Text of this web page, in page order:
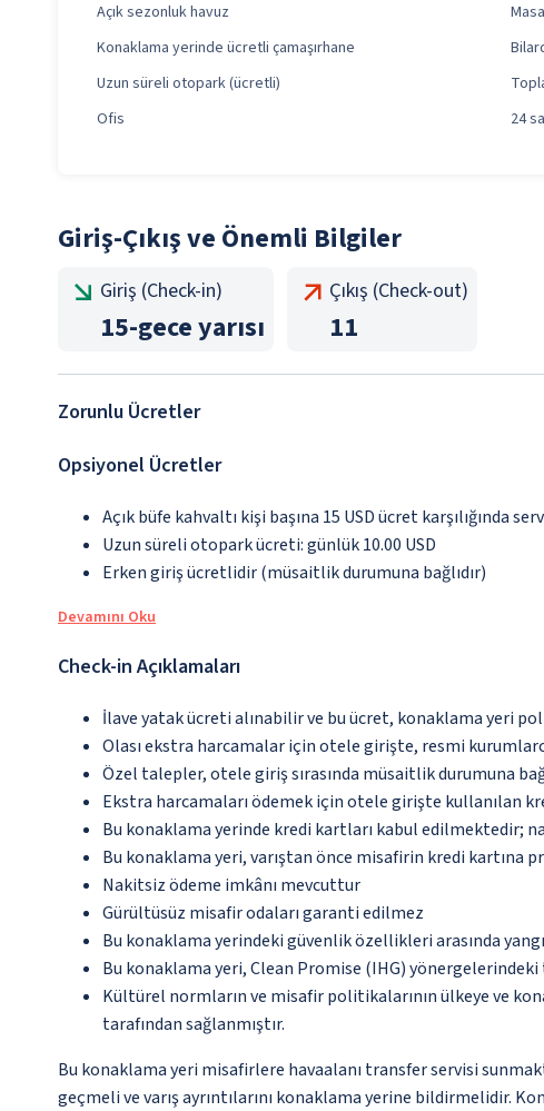
Açık sezonluk havuz
Konaklama yerinde ücretli çamaşırhane
Uzun süreli otopark (ücretli)
Ofis
24
Giriş-Çıkış ve Önemli Bilgiler
Giriş (Check-in)
15-gece yarısı
Çıkış (Check-out)
11
Zorunlu Ücretler
Opsiyonel Ücretler
Açık büfe kahvaltı kişi başına 15 USD ücret karşılığında
Uzun süreli otopark ücreti: günlük 10.00 USD
Erken giriş ücretlidir (müsaitlik durumuna bağlıdır)
Devamını Oku
Check-in Açıklamaları
İlave yatak ücreti alınabilir ve bu ücret, konaklama yeri
Olası ekstra harcamalar için otele girişte, resmi
Özel talepler, otele giriş sırasında müsaitlik durumuna
Ekstra harcamaları ödemek için otele girişte kullanılan
Bu konaklama yerinde kredi kartları kabul edilmektedir;
Bu konaklama yeri, varıştan önce misafirin kredi kartına
Nakitsiz ödeme imkânı mevcuttur
Gürültüsüz misafir odaları garanti edilmez
Bu konaklama yerindeki güvenlik özellikleri arasında
Bu konaklama yeri, Clean Promise (IHG)
Kültürel normların ve misafir politikalarının ülkeye ve
tarafından sağlanmıştır.
Bu konaklama yeri misafirlere havaalanı transfer servisi
geçmeli ve varış ayrıntılarını konaklama yerine bildirmelidir.